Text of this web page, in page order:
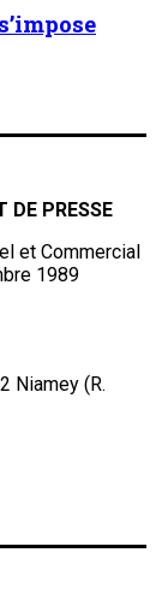
DE PRESSE
et Commercial
1989
Niamey (R.